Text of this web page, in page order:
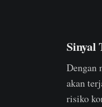
Sinyal
Dengan
akan
risiko